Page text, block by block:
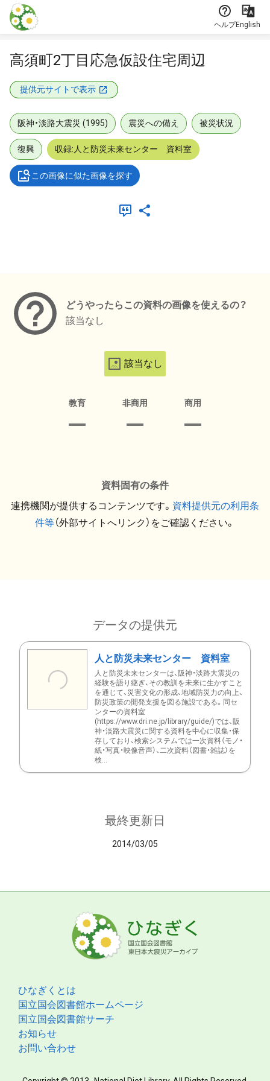
本文に飛ぶ
ヘルプEnglish
高須町2丁目応急仮設住宅周辺
提供元サイトで表示
阪神・淡路大震災 (1995) 震災への備え 被災状況
復興 収録:人と防災未来センター 資料室
この画像に似た画像を探す
どうやったらこの資料の画像を使えるの？
該当なし
該当なし
教育 非商用 商用
資料固有の条件
連携機関が提供するコンテンツです。 資料提供元の利用条
件等（外部サイトへリンク）をご確認ください。
データの提供元
人と防災未来センター 資料室
人と防災未来センターは、阪神・淡路大震災の
経験を語り継ぎ、その教訓を未来に生かすこと
を通じて、災害文化の形成、地域防災力の向上、
防災政策の開発支援を図る施設である。同セ
ンターの資料室
(https://www.dri.ne.jp/library/guide/)では、阪
神・淡路大震災に関する資料を中心に収集・保
存しており、検索システムでは一次資料（モノ・
紙・写真・映像音声）、二次資料（図書・雑誌）を
検...
最終更新日
2014/03/05
ひなぎくとは
国立国会図書館ホームページ
国立国会図書館サーチ
お知らせ
お問い合わせ